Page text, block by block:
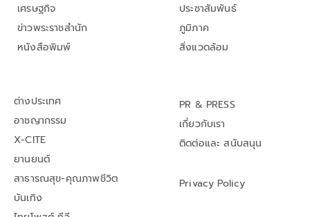
เศรษฐกิจ
ข่าวพระราชสำนัก
หนังสือพิมพ์
ประชาสัมพันธ์
ภูมิภาค
สิ่งแวดล้อม
ต่างประเทศ
อาชญากรรม
X-CITE
ยานยนต์
สาธารณสุข-คุณภาพชีวิต
บันเทิง
PR & PRESS
เกี่ยวกับเรา
ติดต่อและ สนับสนุน
Privacy Policy